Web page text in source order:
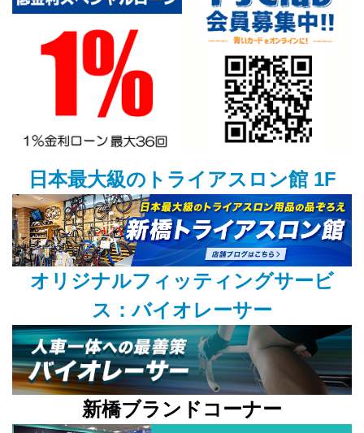
日本最大級のトライアスロン館 1F
オリジナルフィッティングサービ
ス：バイオレーサー
新橋ブランドコーナー